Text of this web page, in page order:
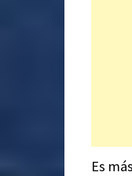
Es